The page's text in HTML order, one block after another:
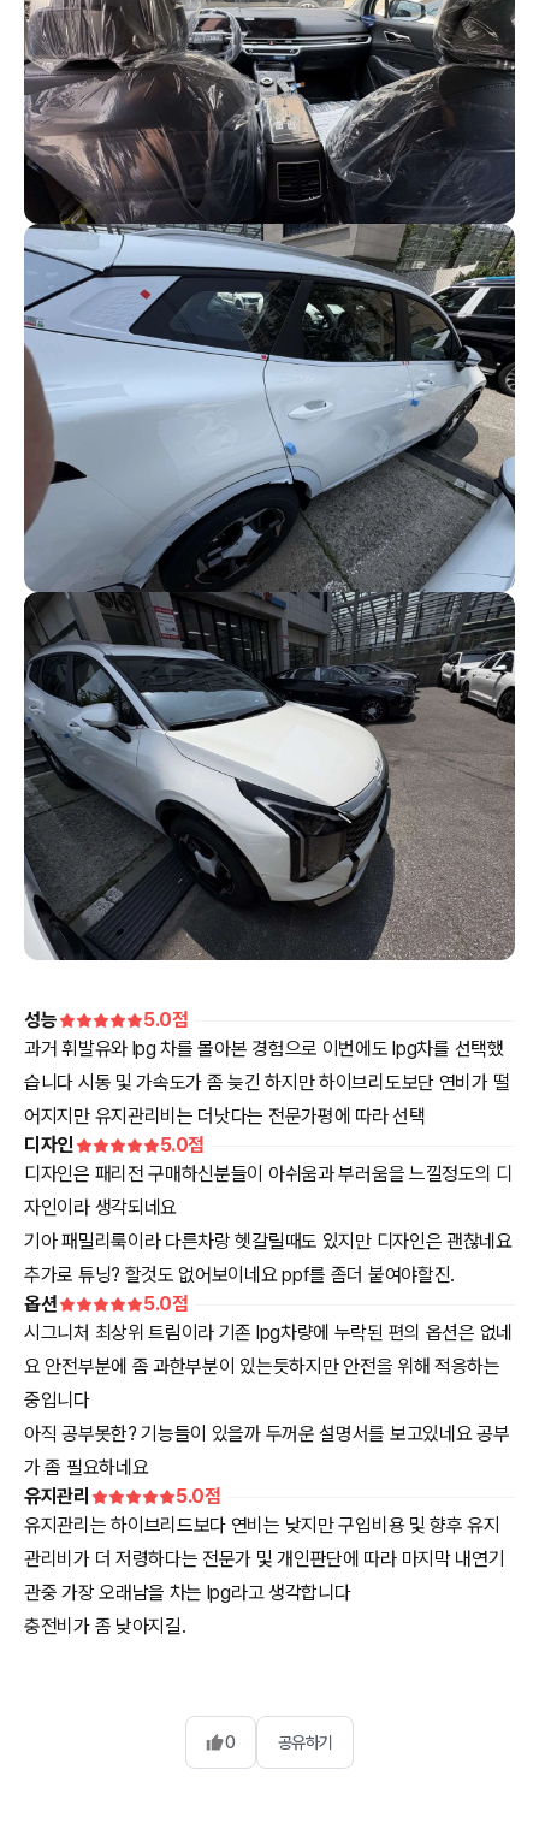
성능 5.0점
과거 휘발유와 lpg 차를 몰아본 경험으로 이번에도 lpg차를 선택했
습니다 시동 및 가속도가 좀 늦긴 하지만 하이브리도보단 연비가 떨
어지지만 유지관리비는 더낫다는 전문가평에 따라 선택
디자인
5.0점
디자인은 패리전 구매하신분들이 아쉬움과 부러움을 느낄정도의 디
자인이라 생각되네요
기아 패밀리룩이라 다른차랑 헷갈릴때도 있지만 디자인은 괜찮네요
추가로 튜닝? 할것도 없어보이네요 ppf를 좀더 붙여야할진.
옵션
5.0점
시그니처 최상위 트림이라 기존 lpg차량에 누락된 편의 옵션은 없네
요 안전부분에 좀 과한부분이 있는듯하지만 안전을 위해 적응하는
중입니다
아직 공부못한? 기능들이 있을까 두꺼운 설명서를 보고있네요 공부
가 좀 필요하네요
유지관리
5.0점
유지관리는 하이브리드보다 연비는 낮지만 구입비용 및 향후 유지
관리비가 더 저령하다는 전문가 및 개인판단에 따라 마지막 내연기
관중 가장 오래남을 차는 lpg라고 생각합니다
충전비가 좀 낮아지길.
0 공유하기